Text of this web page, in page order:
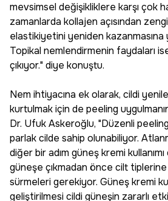
mevsimsel değişikliklere karşı çok
zamanlarda kollajen açısından
elastikiyetini yeniden kazanmasına
Topikal nemlendirmenin faydaları
çıkıyor." diye konuştu.
Nem ihtiyacına ek olarak, cildi
kurtulmak için de peeling
Dr. Ufuk Askeroğlu, "Düzenli
parlak cilde sahip olunabiliyor.
diğer bir adım güneş kremi
güneşe çıkmadan önce cilt
sürmeleri gerekiyor. Güneş kremi
geliştirilmesi cildi güneşin zararlı